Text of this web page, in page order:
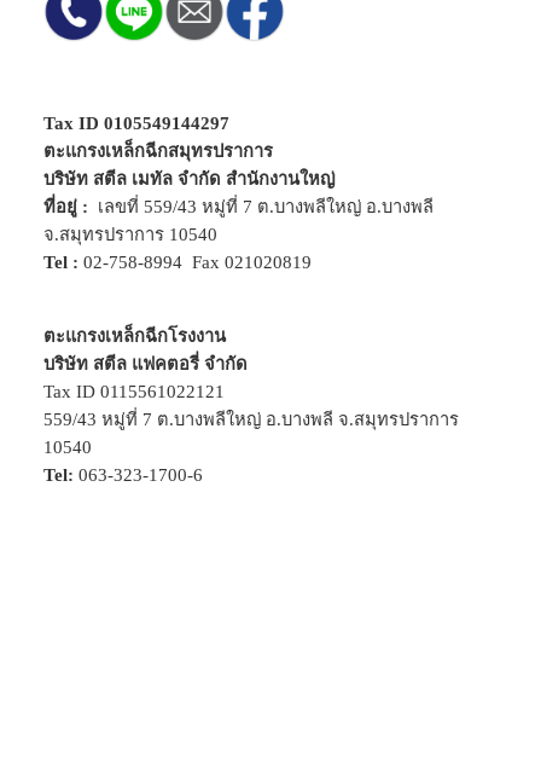
Tax ID 0105549144297
ตะแกรงเหล็กฉีกสมุทรปราการ
บริษัท สตีล เมทัล จำกัด สำนักงานใหญ่
ที่อยู่ :
เลขที่ 559/43 หมู่ที่ 7 ต.บางพลีใหญ่ อ.บางพลี
จ.สมุทรปราการ 10540
Tel : 02-758-8994Fax 021020819
ตะแกรงเหล็กฉีกโรงงาน
บริษัท สตีล แฟคตอรี่ จำกัด
Tax ID 0115561022121
559/43 หมู่ที่ 7 ต.บางพลีใหญ่ อ.บางพลี จ.สมุทรปราการ
10540
Tel: 063-323-1700-6